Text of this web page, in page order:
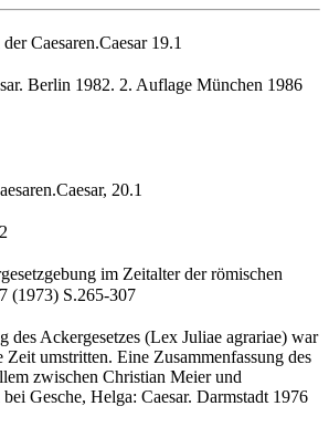
Caesaren.Caesar 19.1
Berlin 1982. 2. Auflage München 1986
20.1
im Zeitalter der römischen
(1973) S.265-307
des Ackergesetzes (Lex Juliae agrariae) war
Zeit umstritten. Eine Zusammenfassung des
zwischen Christian Meier und
Gesche, Helga: Caesar. Darmstadt 1976